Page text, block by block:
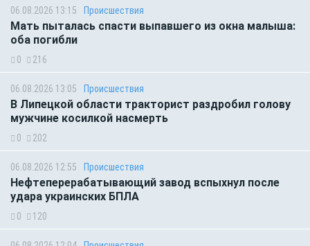
06.08.2026 13:15 Происшествия
Мать пыталась спасти выпавшего из окна малыша:
оба погибли
0 216
06.08.2026 13:05 Происшествия
В Липецкой области тракторист раздробил голову
мужчине косилкой насмерть
0 202
06.08.2026 12:55 Происшествия
Нефтеперерабатывающий завод вспыхнул после
удара украинских БПЛА
0 120